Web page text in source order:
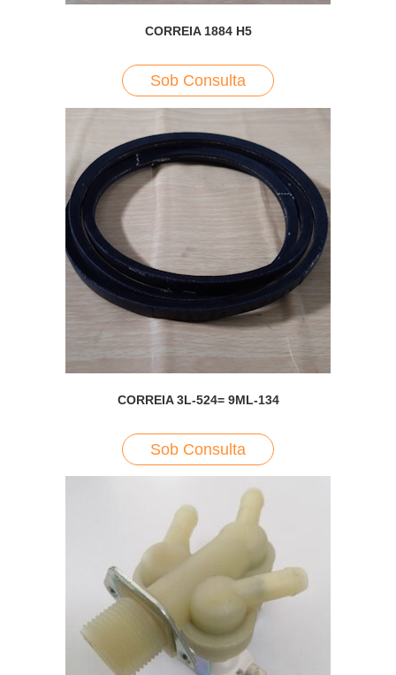
CORREIA 1884 H5
Sob Consulta
CORREIA 3L-524= 9ML-134
Sob Consulta